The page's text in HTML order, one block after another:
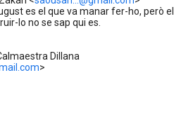
es el que va manar fer-ho, però el
lo no se sap qui es.
Dillana
>